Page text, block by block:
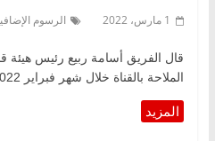
1 مارس، 2022 الرسوم
قال الفريق أسامة ربيع رئيس هيئة
الملاحة بالقناة خلال شهر فبراير 2022 سجلت أرقاماً قياسية